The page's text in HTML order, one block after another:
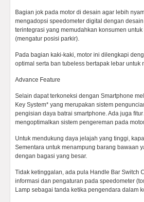
Bagian jok pada motor di desain agar lebih
mengadopsi speedometer digital dengan
terintegrasi yang memudahkan konsumen
(mengatur posisi parkir).
Pada bagian kaki-kaki, motor ini dilengkapi
optimal serta ban tubeless bertapak lebar untuk
Advance Feature
Selain dapat terkoneksi dengan Smartphone
Key System* yang merupakan sistem
pengisian daya batrai smartphone. Ada juga
mengoptimalkan sistem pengereman pada
Untuk mendukung daya jelajah yang tinggi,
Sementara untuk menampung barang bawaan
dengan bagasi yang besar.
Tidak ketinggalan, ada pula Handle Bar Switch
informasi dan pengaturan pada speedometer
Lamp sebagai tanda ketika pengendara dalam